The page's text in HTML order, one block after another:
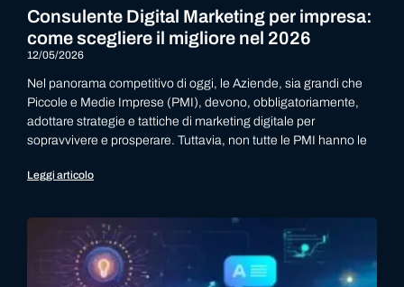
Consulente Digital Marketing per impresa:
come scegliere il migliore nel 2026
12/05/2026
Nel panorama competitivo di oggi, le Aziende, sia grandi che
Piccole e Medie Imprese (PMI), devono, obbligatoriamente,
adottare strategie e tattiche di marketing digitale per
sopravvivere e prosperare. Tuttavia, non tutte le PMI hanno le
Leggi articolo